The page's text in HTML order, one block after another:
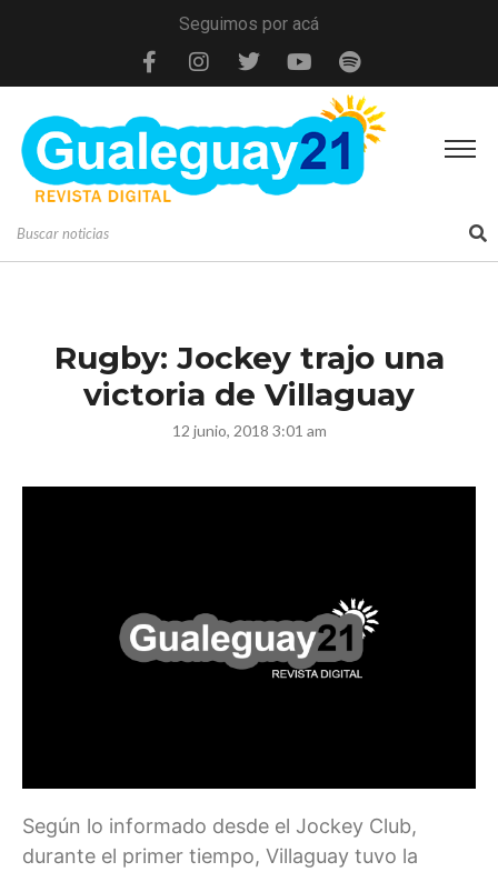
Seguimos por acá
Rugby: Jockey trajo una
victoria de Villaguay
12 junio, 2018 3:01 am
Según lo informado desde el Jockey Club,
durante el primer tiempo, Villaguay tuvo la